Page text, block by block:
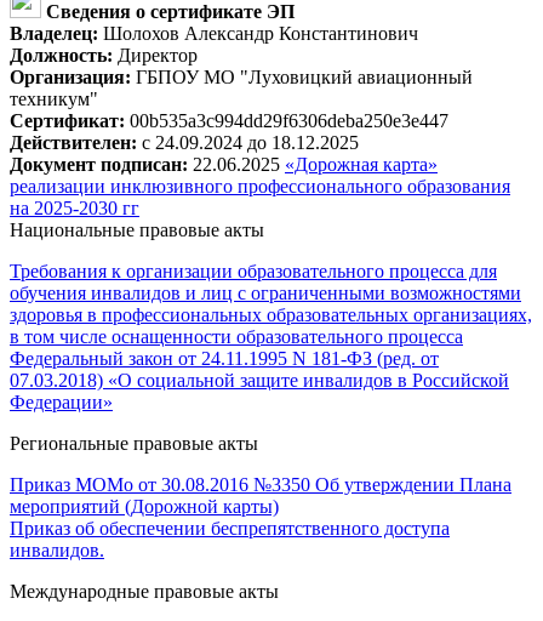
Сведения о сертификате ЭП
Владелец: Шолохов Александр Константинович
Должность: Директор
Организация: ГБПОУ МО "Луховицкий авиационный
техникум"
Сертификат: 00b535a3c994dd29f6306deba250e3e447
Действителен: с 24.09.2024 до 18.12.2025
Документ подписан: 22.06.2025 «Дорожная карта»
реализации инклюзивного профессионального образования
на 2025-2030 гг
Национальные правовые акты
Требования к организации образовательного процесса для
обучения инвалидов и лиц с ограниченными возможностями
здоровья в профессиональных образовательных организациях,
в том числе оснащенности образовательного процесса
Федеральный закон от 24.11.1995 N 181-ФЗ (ред. от
07.03.2018) «О социальной защите инвалидов в Российской
Федерации»
Региональные правовые акты
Приказ МОМо от 30.08.2016 №3350 Об утверждении Плана
мероприятий (Дорожной карты)
Приказ об обеспечении беспрепятственного доступа
инвалидов.
Международные правовые акты